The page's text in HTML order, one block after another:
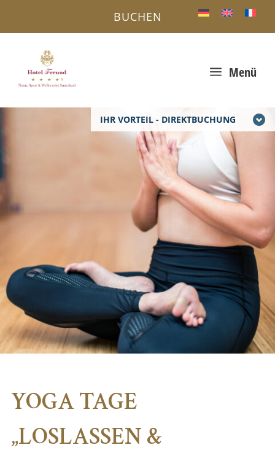
IHR VORTEIL - DIREKTBUCHUNG
a Menü
BUCHEN
YOGA TAGE
„LOSLASSEN &